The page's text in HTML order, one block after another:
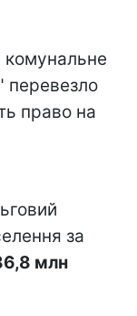
комунальне
перевезло
право на
за
млн